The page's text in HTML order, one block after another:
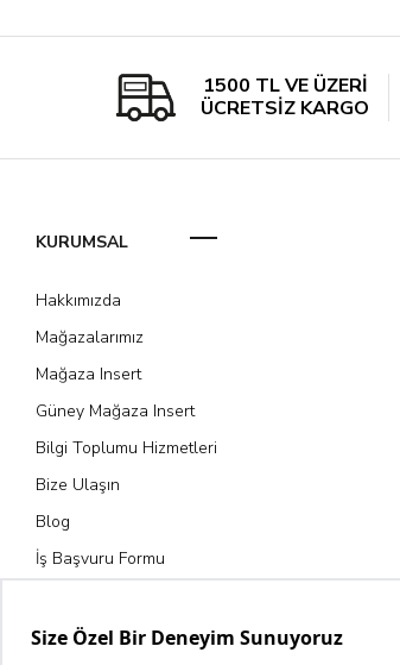
1500 TL VE ÜZERİ
ÜCRETSİZ KARGO
KURUMSAL
Hakkımızda
Mağazalarımız
Mağaza Insert
Güney Mağaza Insert
Bilgi Toplumu Hizmetleri
Bize Ulaşın
Blog
İş Başvuru Formu